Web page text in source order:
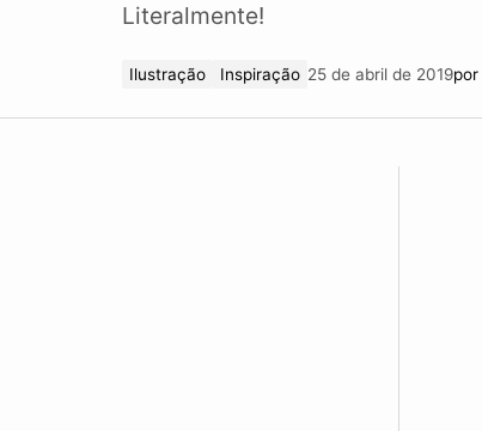
Literalmente!
Ilustração Inspiração 25 de abril de 2019por